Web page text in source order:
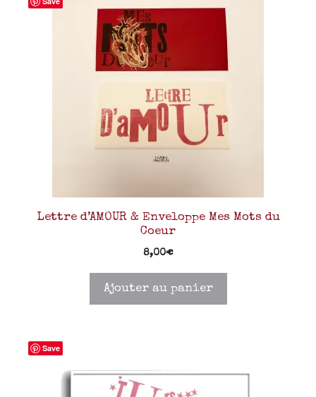
Lettre d’AMOUR & Enveloppe Mes Mots du
Coeur
8,00€
Ajouter au panier
Save